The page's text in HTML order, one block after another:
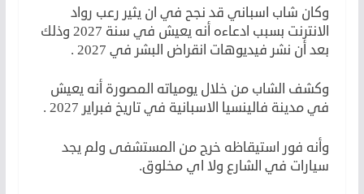
وكان شاب اسباني قد نجح في ان يثير رعب رواد
الانترنت بسبب ادعاءه أنه يعيش في سنة 2027 وذلك
بعد أن نشر فيديوهات انقراض البشر في 2027 .
وكشف الشاب من خلال يومياته المصورة أنه يعيش
في مدينة فالينسيا الاسبانية في تاريخ فبراير 2027 .
وأنه فور استيقاظه خرج من المستشفى ولم يجد
سيارات في الشارع ولا اي مخلوق.